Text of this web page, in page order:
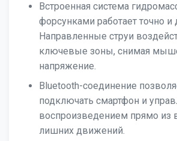
Встроенная система
форсунками работает точно и
Направленные струи
ключевые зоны, снимая
напряжение.
Bluetooth-соединение
подключать смартфон и
воспроизведением прямо из
лишних движений.